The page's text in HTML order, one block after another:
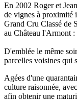
En 2002 Roger et
de vignes à proximité
Grand Cru Classé de
au Château l'Armont
D'emblée le même
parcelles voisines qui
Agées d'une
culture raisonnée,
afin obtenir une